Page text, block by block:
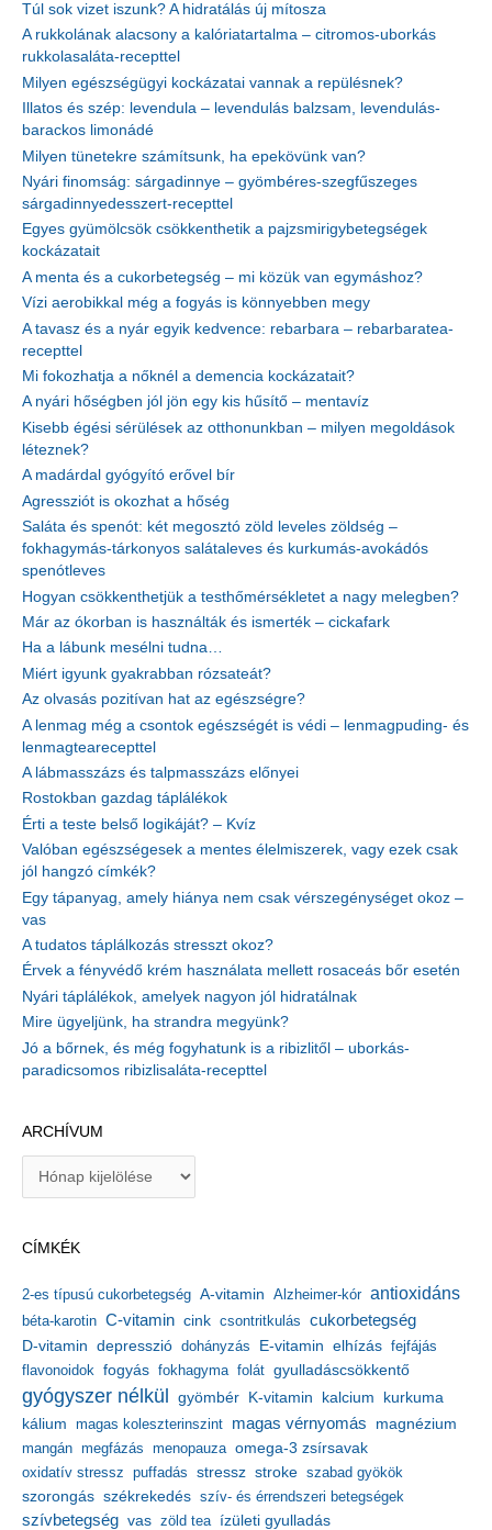
Túl sok vizet iszunk? A hidratálás új mítosza
A rukkolának alacsony a kalóriatartalma – citromos-uborkás
rukkolasaláta-recepttel
Milyen egészségügyi kockázatai vannak a repülésnek?
Illatos és szép: levendula – levendulás balzsam, levendulás-
barackos limonádé
Milyen tünetekre számítsunk, ha epekövünk van?
Nyári finomság: sárgadinnye – gyömbéres-szegfűszeges
sárgadinnyedesszert-recepttel
Egyes gyümölcsök csökkenthetik a pajzsmirigybetegségek
kockázatait
A menta és a cukorbetegség – mi közük van egymáshoz?
Vízi aerobikkal még a fogyás is könnyebben megy
A tavasz és a nyár egyik kedvence: rebarbara – rebarbaratea-
recepttel
Mi fokozhatja a nőknél a demencia kockázatait?
A nyári hőségben jól jön egy kis hűsítő – mentavíz
Kisebb égési sérülések az otthonunkban – milyen megoldások
léteznek?
A madárdal gyógyító erővel bír
Agressziót is okozhat a hőség
Saláta és spenót: két megosztó zöld leveles zöldség –
fokhagymás-tárkonyos salátaleves és kurkumás-avokádós
spenótleves
Hogyan csökkenthetjük a testhőmérsékletet a nagy melegben?
Már az ókorban is használták és ismerték – cickafark
Ha a lábunk mesélni tudna…
Miért igyunk gyakrabban rózsateát?
Az olvasás pozitívan hat az egészségre?
A lenmag még a csontok egészségét is védi – lenmagpuding- és
lenmagtearecepttel
A lábmasszázs és talpmasszázs előnyei
Rostokban gazdag táplálékok
Érti a teste belső logikáját? – Kvíz
Valóban egészségesek a mentes élelmiszerek, vagy ezek csak
jól hangzó címkék?
Egy tápanyag, amely hiánya nem csak vérszegénységet okoz –
vas
A tudatos táplálkozás stresszt okoz?
Érvek a fényvédő krém használata mellett rosaceás bőr esetén
Nyári táplálékok, amelyek nagyon jól hidratálnak
Mire ügyeljünk, ha strandra megyünk?
Jó a bőrnek, és még fogyhatunk is a ribizlitől – uborkás-
paradicsomos ribizlisaláta-recepttel
ARCHÍVUM
í
u
m
CÍMKÉK
2-es típusú cukorbetegség A-vitamin Alzheimer-kór antioxidáns
béta-karotin C-vitamin cink csontritkulás cukorbetegség
D-vitamin depresszió dohányzás E-vitamin elhízás fejfájás
flavonoidok fogyás fokhagyma folát gyulladáscsökkentő
gyógyszer nélkül gyömbér K-vitamin kalcium kurkuma
kálium magas koleszterinszint magas vérnyomás magnézium
mangán megfázás menopauza omega-3 zsírsavak
oxidatív stressz puffadás stressz stroke szabad gyökök
szorongás székrekedés szív- és érrendszeri betegségek
szívbetegség vas zöld tea ízületi gyulladás